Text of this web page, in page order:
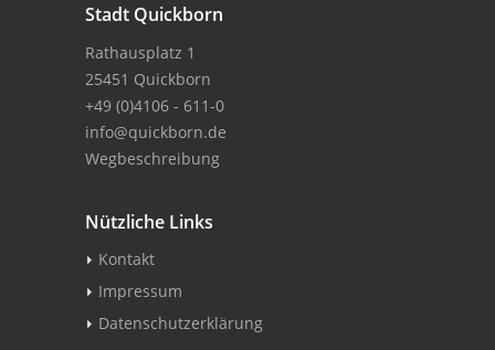
Stadt Quickborn
Rathausplatz 1
25451 Quickborn
+49 (0)4106 - 611-0
info@quickborn.de
Wegbeschreibung
Nützliche Links
Kontakt
Impressum
Datenschutzerklärung